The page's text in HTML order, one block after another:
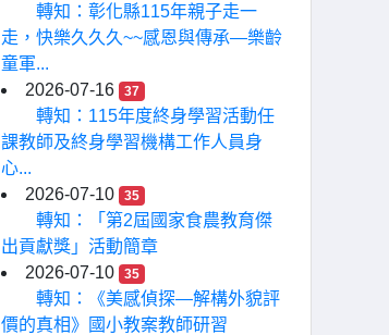
轉知：彰化縣115年親子走一
走，快樂久久久~~感恩與傳承—樂齡
童軍...
2026-07-16
37
轉知：115年度終身學習活動任
課教師及終身學習機構工作人員身
心...
2026-07-10
35
轉知：「第2屆國家食農教育傑
出貢獻獎」活動簡章
2026-07-10
35
轉知：《美感偵探—解構外貌評
價的真相》國小教案教師研習